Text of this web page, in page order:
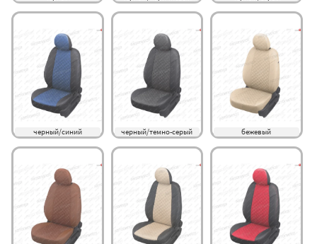
черный/синий черный/темно-серый бежевый